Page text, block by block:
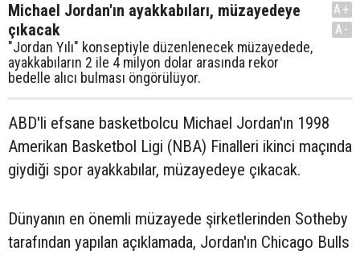
Michael Jordan'ın ayakkabıları, müzayedeye
çıkacak
"Jordan Yılı" konseptiyle düzenlenecek müzayedede,
ayakkabıların 2 ile 4 milyon dolar arasında rekor
bedelle alıcı bulması öngörülüyor.
A+
A-
ABD'li efsane basketbolcu Michael Jordan'ın 1998
Amerikan Basketbol Ligi (NBA) Finalleri ikinci maçında
giydiği spor ayakkabılar, müzayedeye çıkacak.
Dünyanın en önemli müzayede şirketlerinden Sotheby
tarafından yapılan açıklamada, Jordan'ın Chicago Bulls